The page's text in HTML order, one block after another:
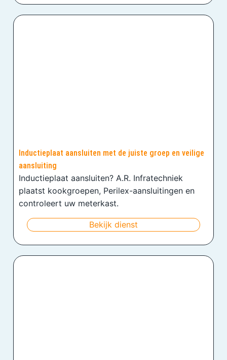
Inductieplaat aansluiten met de juiste groep en veilige
aansluiting
Inductieplaat aansluiten? A.R. Infratechniek
plaatst kookgroepen, Perilex-aansluitingen en
controleert uw meterkast.
Bekijk dienst